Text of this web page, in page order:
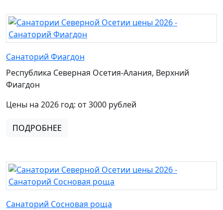
Санаторий Фиагдон
Республика Северная Осетия-Алания, Верхний
Фиагдон
Цены на 2026 год: от 3000 рублей
ПОДРОБНЕЕ
Санаторий Сосновая роща